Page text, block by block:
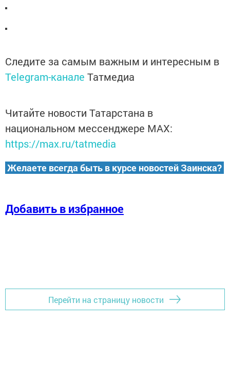
Следите за самым важным и интересным в
Telegram-канале Татмедиа
Читайте новости Татарстана в
национальном мессенджере MАХ:
https://max.ru/tatmedia
Желаете всегда быть в курсе новостей Заинска?
Добавить в избранное
Перейти на страницу новости